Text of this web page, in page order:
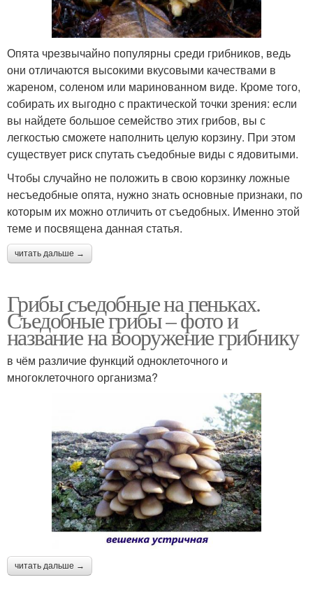
Опята чрезвычайно популярны среди грибников, ведь
они отличаются высокими вкусовыми качествами в
жареном, соленом или маринованном виде. Кроме того,
собирать их выгодно с практической точки зрения: если
вы найдете большое семейство этих грибов, вы с
легкостью сможете наполнить целую корзину. При этом
существует риск спутать съедобные виды с ядовитыми.
Чтобы случайно не положить в свою корзинку ложные
несъедобные опята, нужно знать основные признаки, по
которым их можно отличить от съедобных. Именно этой
теме и посвящена данная статья.
читать дальше →
Грибы съедобные на пеньках.
Съедобные грибы – фото и
название на вооружение грибнику
в чём различие функций одноклеточного и
многоклеточного организма?
читать дальше →